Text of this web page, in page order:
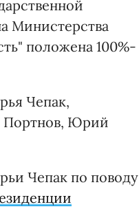
Министерства
положена 100%-
Чепак,
Портнов, Юрий
Чепак по поводу